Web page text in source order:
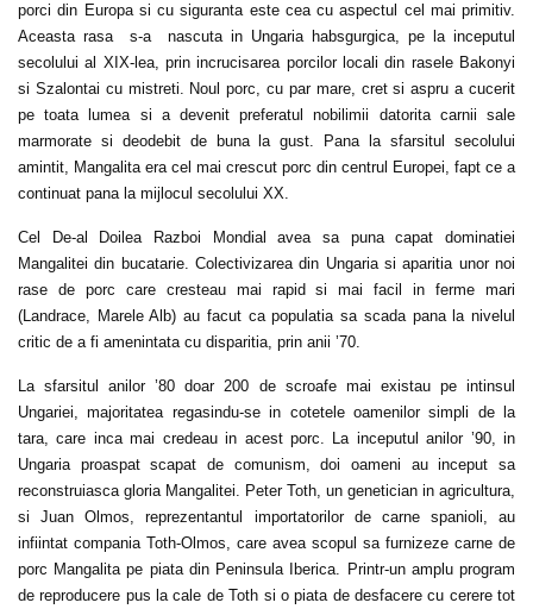
porci din Europa si cu siguranta este cea cu aspectul cel mai primitiv.
Aceasta rasa s-a nascuta in Ungaria habsgurgica, pe la inceputul
secolului al XIX-lea, prin incrucisarea porcilor locali din rasele Bakonyi
si Szalontai cu mistreti. Noul porc, cu par mare, cret si aspru a cucerit
pe toata lumea si a devenit preferatul nobilimii datorita carnii sale
marmorate si deodebit de buna la gust. Pana la sfarsitul secolului
amintit, Mangalita era cel mai crescut porc din centrul Europei, fapt ce a
continuat pana la mijlocul secolului XX.
Cel De-al Doilea Razboi Mondial avea sa puna capat dominatiei
Mangalitei din bucatarie. Colectivizarea din Ungaria si aparitia unor noi
rase de porc care cresteau mai rapid si mai facil in ferme mari
(Landrace, Marele Alb) au facut ca populatia sa scada pana la nivelul
critic de a fi amenintata cu disparitia, prin anii ’70.
La sfarsitul anilor ’80 doar 200 de scroafe mai existau pe intinsul
Ungariei, majoritatea regasindu-se in cotetele oamenilor simpli de la
tara, care inca mai credeau in acest porc. La inceputul anilor ’90, in
Ungaria proaspat scapat de comunism, doi oameni au inceput sa
reconstruiasca gloria Mangalitei. Peter Toth, un genetician in agricultura,
si Juan Olmos, reprezentantul importatorilor de carne spanioli, au
infiintat compania Toth-Olmos, care avea scopul sa furnizeze carne de
porc Mangalita pe piata din Peninsula Iberica. Printr-un amplu program
de reproducere pus la cale de Toth si o piata de desfacere cu cerere tot